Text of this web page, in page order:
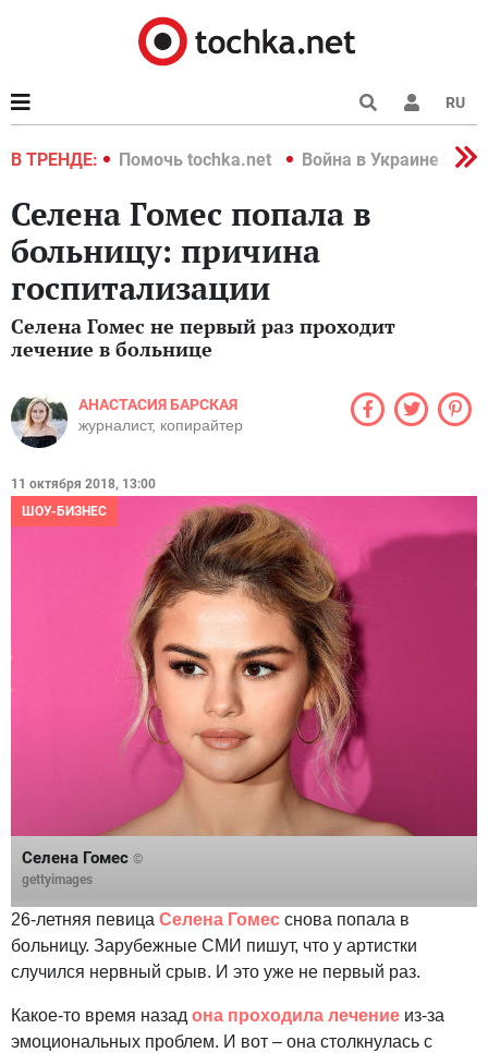
RU
В ТРЕНДЕ:
2022 Помочь tochka.net Война в Украине 2022
Селена Гомес попала в
больницу: причина
госпитализации
Селена Гомес не первый раз проходит
лечение в больнице
АНАСТАСИЯ БАРСКАЯ
журналист, копирайтер
11 октября 2018, 13:00
ШОУ-БИЗНЕС
Селена Гомес ©
gettyimages
26-летняя певица Селена Гомес снова попала в
больницу. Зарубежные СМИ пишут, что у артистки
случился нервный срыв. И это уже не первый раз.
Какое-то время назад она проходила лечение из-за
эмоциональных проблем. И вот – она столкнулась с